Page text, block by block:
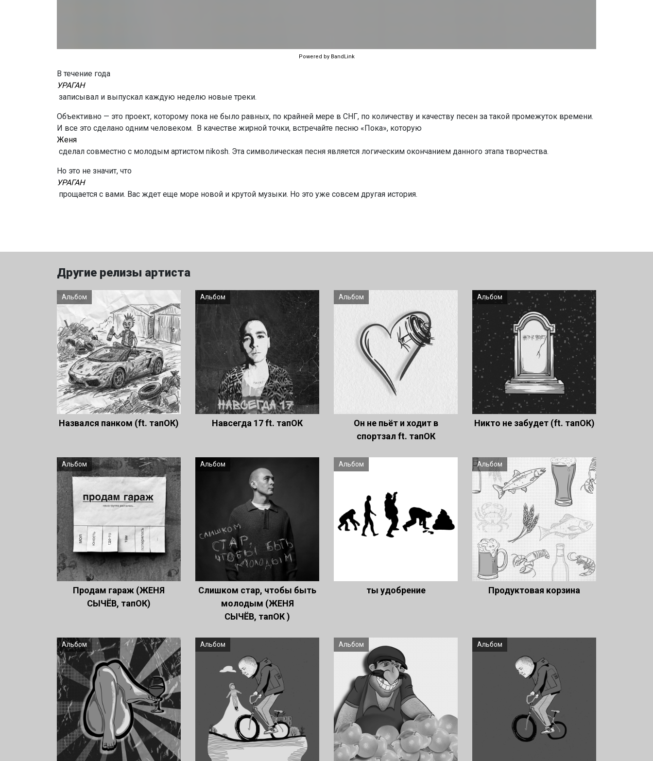
Powered by BandLink
В течение года
УРАГАН
записывал и выпускал каждую неделю новые треки.
Объективно — это проект, которому пока не было равных, по крайней мере в СНГ, по количеству и качеству песен за такой промежуток времени.
И все это сделано одним человеком. В качестве жирной точки, встречайте песню «Пока», которую
Женя
сделал совместно с молодым артистом nikosh. Эта символическая песня является логическим окончанием данного этапа творчества.
Но это не значит, что
УРАГАН
прощается с вами. Вас ждет еще море новой и крутой музыки. Но это уже совсем другая история.
Другие релизы артиста
Альбом
Назвался панком (ft. тапОК)
Альбом
Навсегда 17 ft. тапОК
Альбом
Он не пьёт и ходит в
спортзал ft. тапОК
Альбом
Никто не забудет (ft. тапОК)
Альбом
Продам гараж (ЖЕНЯ
СЫЧЁВ, тапОК)
Альбом
Слишком стар, чтобы быть
молодым (ЖЕНЯ
СЫЧЁВ, тапОК )
Альбом
ты удобрение
Альбом
Продуктовая корзина
Альбом Альбом Альбом Альбом